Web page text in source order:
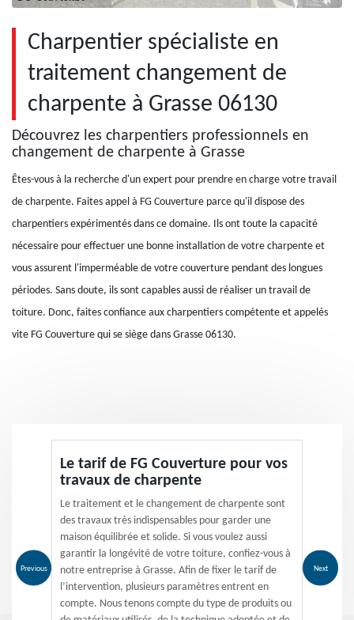
Charpentier spécialiste en
traitement changement de
charpente à Grasse 06130
Découvrez les charpentiers professionnels en
changement de charpente à Grasse
Êtes-vous à la recherche d'un expert pour prendre en charge votre travail
de charpente. Faites appel à FG Couverture parce qu'il dispose des
charpentiers expérimentés dans ce domaine. Ils ont toute la capacité
nécessaire pour effectuer une bonne installation de votre charpente et
vous assurent l'imperméable de votre couverture pendant des longues
périodes. Sans doute, ils sont capables aussi de réaliser un travail de
toiture. Donc, faites confiance aux charpentiers compétente et appelés
vite FG Couverture qui se siège dans Grasse 06130.
Previous
Le tarif de FG Couverture pour vos
travaux de charpente
Le traitement et le changement de charpente sont
des travaux très indispensables pour garder une
maison équilibrée et solide. Si vous voulez aussi
garantir la longévité de votre toiture, confiez-vous à
notre entreprise à Grasse. Afin de fixer le tarif de
l’intervention, plusieurs paramètres entrent en
compte. Nous tenons compte du type de produits ou
Next